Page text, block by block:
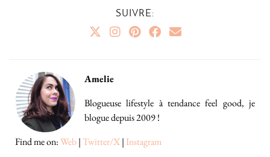
SUIVRE:
Amelie
Blogueuse lifestyle à tendance feel good, je
blogue depuis 2009 !
Find me on:Web|Twitter/X| Instagram